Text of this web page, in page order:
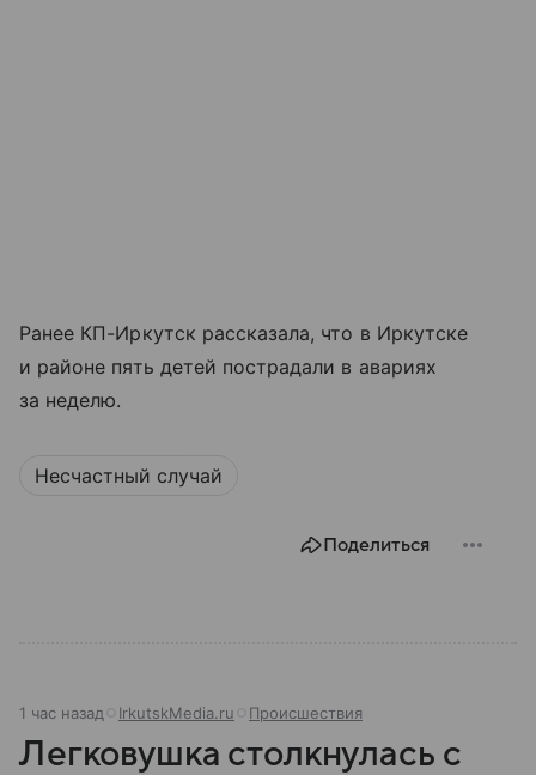
Ранее КП-Иркутск рассказала, что в Иркутске
и районе пять детей пострадали в авариях
за неделю.
Несчастный случай
Поделиться
1 час назад IrkutskMedia.ru Происшествия
Легковушка столкнулась с